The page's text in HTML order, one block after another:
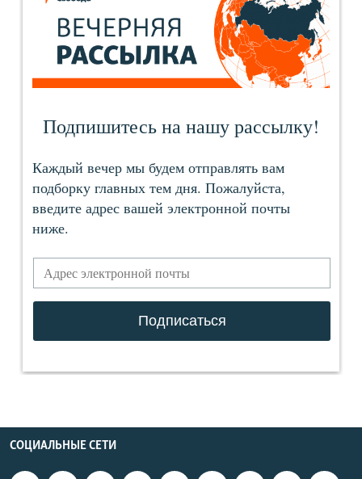
СОЦИАЛЬНЫЕ СЕТИ